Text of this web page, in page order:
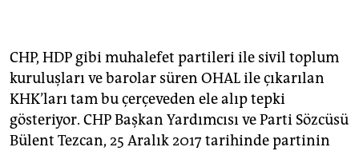
CHP, HDP gibi muhalefet partileri ile sivil toplum
kuruluşları ve barolar süren OHAL ile çıkarılan
KHK’ları tam bu çerçeveden ele alıp tepki
gösteriyor. CHP Başkan Yardımcısı ve Parti Sözcüsü
Bülent Tezcan, 25 Aralık 2017 tarihinde partinin